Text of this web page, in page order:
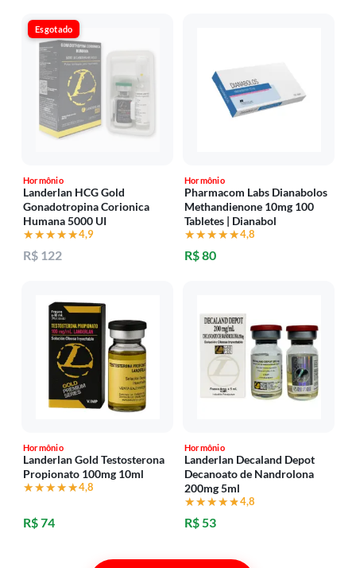
Esgotado
Hormônio
Landerlan HCG Gold
Gonadotropina Corionica
Humana 5000 UI
★★★★★
★★★★★4,9
R$ 122
Hormônio
Pharmacom Labs Dianabolos
Methandienone 10mg 100
Tabletes | Dianabol
★★★★★
★★★★★4,8
R$ 80
Hormônio
Landerlan Gold Testosterona
Propionato 100mg 10ml
★★★★★
★★★★★4,8
R$ 74
Hormônio
Landerlan Decaland Depot
Decanoato de Nandrolona
200mg 5ml
★★★★★
★★★★★4,8
R$ 53